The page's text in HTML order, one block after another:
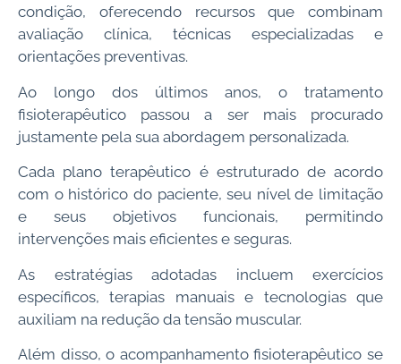
condição, oferecendo recursos que combinam
avaliação clínica, técnicas especializadas e
orientações preventivas.
Ao longo dos últimos anos, o tratamento
fisioterapêutico passou a ser mais procurado
justamente pela sua abordagem personalizada.
Cada plano terapêutico é estruturado de acordo
com o histórico do paciente, seu nível de limitação
e seus objetivos funcionais, permitindo
intervenções mais eficientes e seguras.
As estratégias adotadas incluem exercícios
específicos, terapias manuais e tecnologias que
auxiliam na redução da tensão muscular.
Além disso, o acompanhamento fisioterapêutico se